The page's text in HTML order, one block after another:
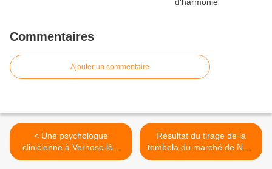
Commentaires
Ajouter un commentaire
< Une psychologue
clinicienne à Vernosc-lès-
Annonay
Résultat du tirage de la
tombola du marché de Noël
du 22 décembre 2023